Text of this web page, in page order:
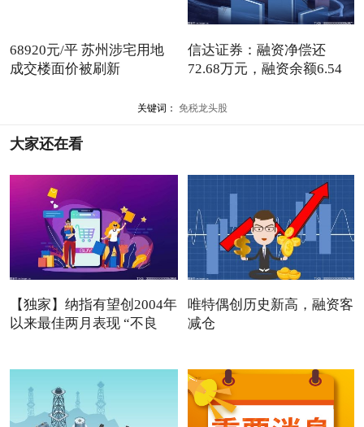
68920元/平 苏州涉宅用地
成交楼面价被刷新
信达证券：融资净偿还
72.68万元，融资余额6.54
关键词： 免税龙头股
大家还在看
【独家】纳指有望创2004年
以来最佳两月表现 “不良
唯特偶创历史新高，融资客
减仓